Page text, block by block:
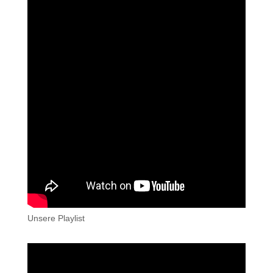
Unsere Playlist